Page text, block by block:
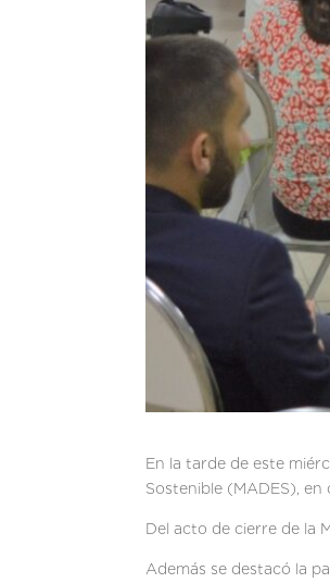
En la tarde de este
Sostenible (MADES),
Del acto de cierre de la
Además se destacó la